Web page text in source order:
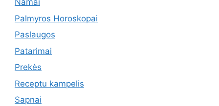
Namai
Palmyros Horoskopai
Paslaugos
Patarimai
Prekės
Receptu kampelis
Sapnai